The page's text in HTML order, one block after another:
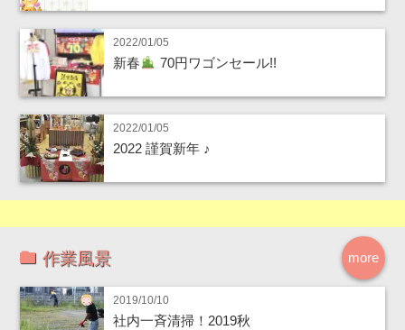
2022/01/05
新春 70円ワゴンセール!!
2022/01/05
2022 謹賀新年 ♪
more
作業風景
2019/10/10
社内一斉清掃！2019秋